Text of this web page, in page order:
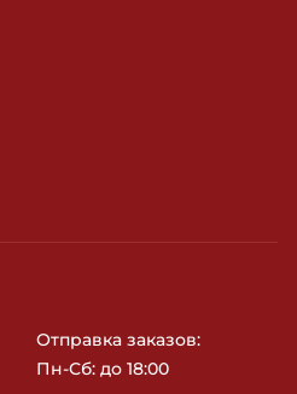
Отправка заказов:
Пн-Сб: до 18:00